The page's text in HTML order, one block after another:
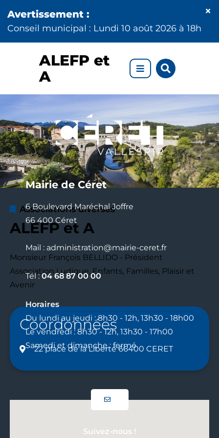
Aller à la recherche
Conseil municipal : Lundi 10 août 2026 à 18h
ALEFP et
A
sur
Associations diverses
ALEFP et A
Monsieur François BELLIDO - Président
Association Ludique, Enfants, Familles, Plaisir et
Avenir
Coordonnées
22 place de la Liberté 66400 CERET
Mairie de Céret
6 Boulevard Maréchal Joffre
66 400 Céret
Mail : administration@mairie-ceret.fr
Tél :04 68 87 00 00
Horaires
Du lundi au jeudi : 8h30 - 12h, 13h30 - 18h00
Le vendredi : 8h30 - 12h, 13h30 - 17h00
Samedi et dimanche : fermé
Suivez-nous !